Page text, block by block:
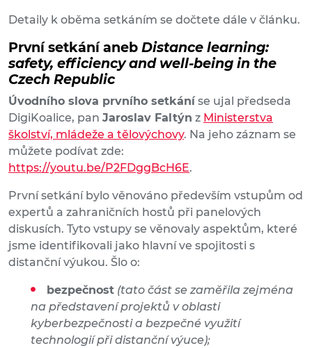
Detaily k oběma setkáním se dočtete dále v článku.
První setkání aneb Distance learning:
safety, efficiency and well-being in the
Czech Republic
Úvodního slova prvního setkání se ujal předseda
DigiKoalice, pan Jaroslav Faltýn z Ministerstva
školství, mládeže a tělovýchovy. Na jeho záznam se
můžete podívat zde:
https://youtu.be/P2FDggBcH6E.
První setkání bylo věnováno především vstupům od
expertů a zahraničních hostů při panelových
diskusích. Tyto vstupy se věnovaly aspektům, které
jsme identifikovali jako hlavní ve spojitosti s
distanční výukou. Šlo o:
bezpečnost (tato část se zaměřila zejména
na představení projektů v oblasti
kyberbezpečnosti a bezpečné využití
technologií při distanční výuce);